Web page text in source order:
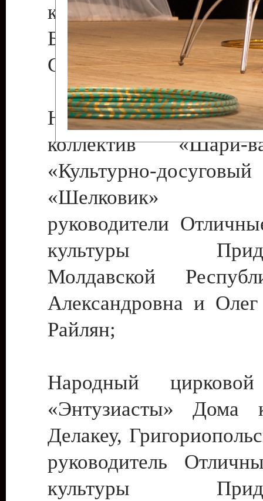
культуры с.
Бендеры ,
Светлана Георгиевна
Народный цирковой
коллектив
«Культурно-
«Шелковик»
руководители
культуры
Молдавской
Александровна и
Райлян;
Народный цирковой
«Энтузиасты» Дома
Делакеу,
руководитель
культуры